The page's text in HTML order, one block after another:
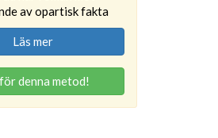
av opartisk fakta
Läs mer
denna metod!